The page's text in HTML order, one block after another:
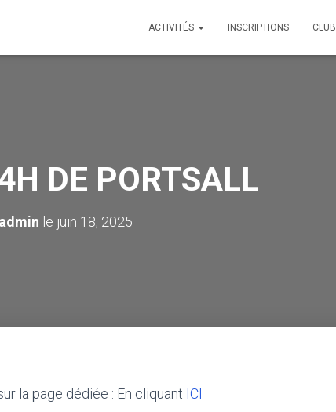
ACTIVITÉS INSCRIPTIONS CLUB
DE PORTSALL
admin le juin 18, 2025
la page dédiée : En cliquant ICI